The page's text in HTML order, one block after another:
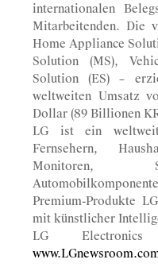
internationalen
Mitarbeitenden. Die
Home Appliance
Solution (MS),
Solution (ES) –
weltweiten Umsatz
Dollar (89 Billionen
LG ist ein
Fernsehern,
Monitoren,
Premium-Produkte
mit künstlicher
LG